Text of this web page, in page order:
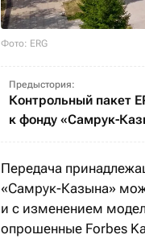
Фото: ERG
Предыстория:
Контрольный пакет
к фонду «Самрук-
Передача
«Самрук-Казына»
и с изменением
опрошенные Forbes